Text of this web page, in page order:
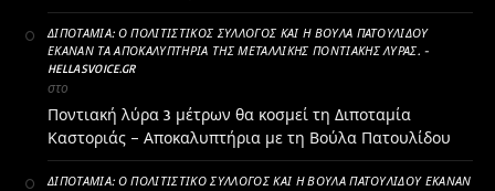
ΔΙΠΟΤΑΜΊΑ: Ο ΠΟΛΙΤΙΣΤΙΚΌΣ ΣΎΛΛΟΓΟΣ ΚΑΙ Η ΒΟΎΛΑ ΠΑΤΟΥΛΊΔΟΥ
ΈΚΑΝΑΝ ΤΑ ΑΠΟΚΑΛΥΠΤΉΡΙΑ ΤΗΣ ΜΕΤΑΛΛΙΚΉΣ ΠΟΝΤΙΑΚΉΣ ΛΎΡΑΣ. -
HELLASVOICE.GR
στο
Ποντιακή λύρα 3 μέτρων θα κοσμεί τη Διποταμία
Καστοριάς – Αποκαλυπτήρια με τη Βούλα Πατουλίδου
ΔΙΠΟΤΑΜΊΑ: Ο ΠΟΛΙΤΙΣΤΙΚΌ ΣΎΛΛΟΓΟΣ ΚΑΙ Η ΒΟΎΛΑ ΠΑΤΟΥΛΊΔΟΥ ΈΚΑΝΑΝ